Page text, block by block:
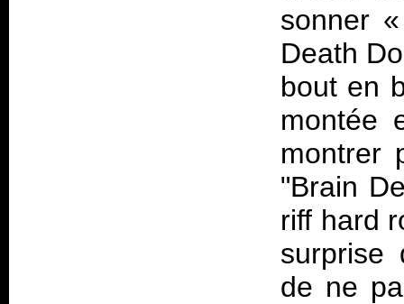
sonner
Death
bout en
montée
montrer
"Brain
riff hard
surprise
de ne